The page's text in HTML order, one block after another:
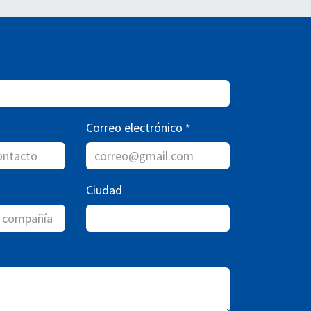
Correo electrónico *
Ciudad